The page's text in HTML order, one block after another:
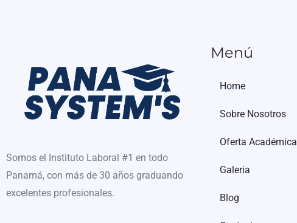
Somos el Instituto Laboral #1 en todo
Panamá, con más de 30 años graduando
excelentes profesionales.
Menú
Home
Sobre Nosotros
Oferta Académica
Galeria
Blog